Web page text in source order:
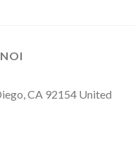
CA 92154 United